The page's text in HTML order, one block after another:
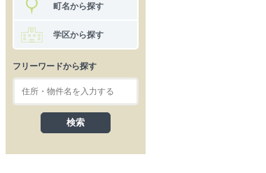
町名から探す
学区から探す
フリーワードから探す